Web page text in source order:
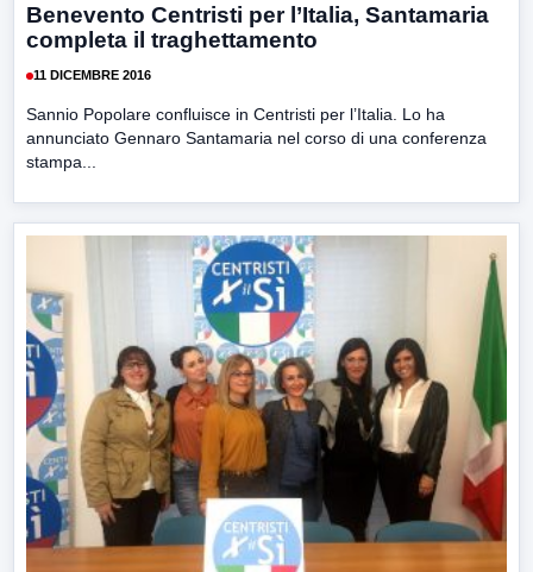
Benevento Centristi per l’Italia, Santamaria
completa il traghettamento
11 DICEMBRE 2016
Sannio Popolare confluisce in Centristi per l’Italia. Lo ha
annunciato Gennaro Santamaria nel corso di una conferenza
stampa...